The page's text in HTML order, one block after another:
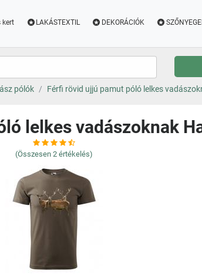
kert LAKÁSTEXTIL DEKORÁCIÓK
pólók Férfi rövid ujjú pamut póló lelkes
lelkes vadászoknak
(Összesen 2 értékelés)